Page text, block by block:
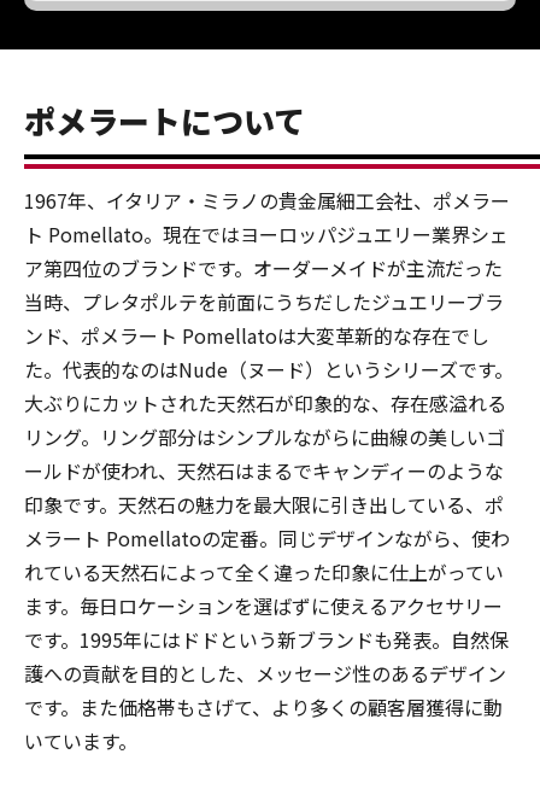
ポメラートについて
1967年、イタリア・ミラノの貴金属細工会社、ポメラー
ト Pomellato。現在ではヨーロッパジュエリー業界シェ
ア第四位のブランドです。オーダーメイドが主流だった
当時、プレタポルテを前面にうちだしたジュエリーブラ
ンド、ポメラート Pomellatoは大変革新的な存在でし
た。代表的なのはNude（ヌード）というシリーズです。
大ぶりにカットされた天然石が印象的な、存在感溢れる
リング。リング部分はシンプルながらに曲線の美しいゴ
ールドが使われ、天然石はまるでキャンディーのような
印象です。天然石の魅力を最大限に引き出している、ポ
メラート Pomellatoの定番。同じデザインながら、使わ
れている天然石によって全く違った印象に仕上がってい
ます。毎日ロケーションを選ばずに使えるアクセサリー
です。1995年にはドドという新ブランドも発表。自然保
護への貢献を目的とした、メッセージ性のあるデザイン
です。また価格帯もさげて、より多くの顧客層獲得に動
いています。